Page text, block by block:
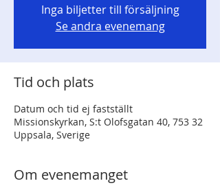
Inga biljetter till försäljning
Se andra evenemang
Tid och plats
Datum och tid ej fastställt
Missionskyrkan, S:t Olofsgatan 40, 753 32
Uppsala, Sverige
Om evenemanget